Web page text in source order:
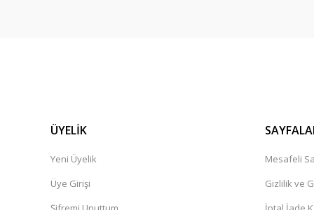
ÜYELİK
Yeni Üyelik
Üye Girişi
Mesafeli
Gizlilik ve